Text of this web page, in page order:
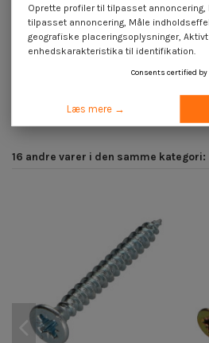
Træ og spånplade skrue
Fuld trÃ¥d elforzinket stål...
16 andre varer i den samme kategori:
Oprette profiler til tilpasset
tilpasset annoncering, Måle
geografiske placeringsoplysninger,
enhedskarakteristika til identifikation.
Consents certified by
Læs mere →